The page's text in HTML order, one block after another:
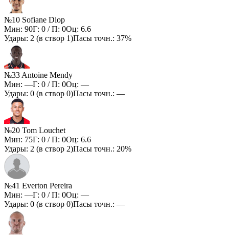
№10 Sofiane Diop
Мин: 90Г: 0 / П: 0Оц: 6.6
Удары: 2 (в створ 1)Пасы точн.: 37%
№33 Antoine Mendy
Мин: —Г: 0 / П: 0Оц: —
Удары: 0 (в створ 0)Пасы точн.: —
№20 Tom Louchet
Мин: 75Г: 0 / П: 0Оц: 6.6
Удары: 2 (в створ 2)Пасы точн.: 20%
№41 Everton Pereira
Мин: —Г: 0 / П: 0Оц: —
Удары: 0 (в створ 0)Пасы точн.: —